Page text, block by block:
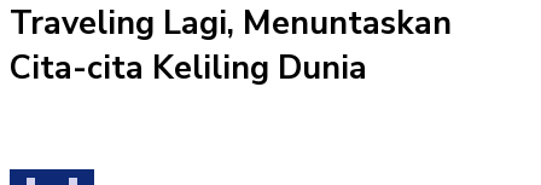
Traveling Lagi, Menuntaskan
Cita-cita Keliling Dunia